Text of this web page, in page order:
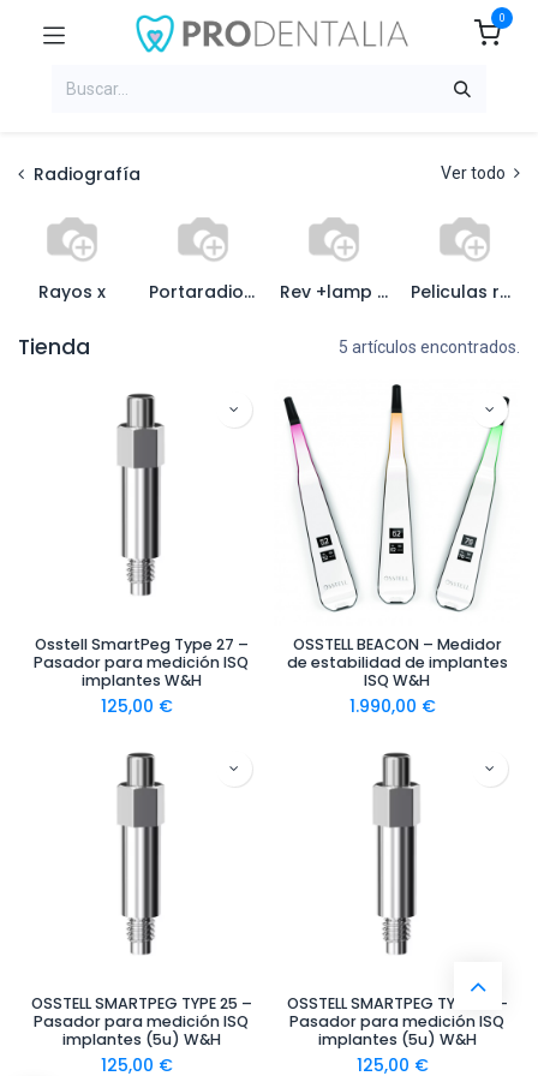
0
Radiografía Ver todo
Rayos x Portaradiografia y colgad Rev +lamp inatinica+chas Peliculas radiograficas
Tienda 5 artículos encontrados.
Osstell SmartPeg Type 27 –
Pasador para medición ISQ
implantes W&H
125,00 €
OSSTELL BEACON – Medidor
de estabilidad de implantes
ISQ W&H
1.990,00 €
OSSTELL SMARTPEG TYPE 25 –
Pasador para medición ISQ
implantes (5u) W&H
125,00 €
OSSTELL SMARTPEG TYPE 25 –
Pasador para medición ISQ
implantes (5u) W&H
125,00 €